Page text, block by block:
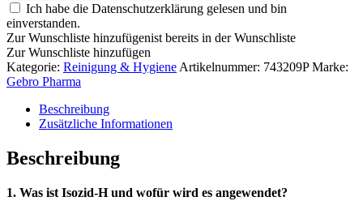
Ich habe die Datenschutzerklärung gelesen und bin
einverstanden.
Zur Wunschliste hinzufügenist bereits in der Wunschliste
Zur Wunschliste hinzufügen
Kategorie: Reinigung & Hygiene Artikelnummer: 743209P Marke:
Gebro Pharma
Beschreibung
Zusätzliche Informationen
Beschreibung
1. Was ist Isozid-H und wofür wird es angewendet?